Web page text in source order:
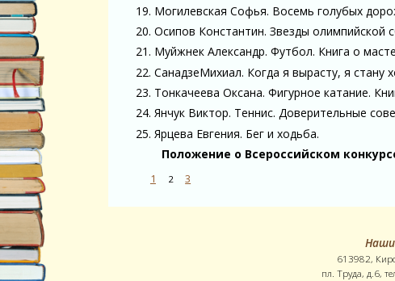
19. Могилевская Софья. Восемь голубых
20. Осипов Константин. Звезды олимпийской
21. Муйжнек Александр. Футбол. Книга о
22. СанадзеМихиал. Когда я вырасту, я стану
23. Тонкачеева Оксана. Фигурное катание.
24. Янчук Виктор. Теннис. Доверительные
25. Ярцева Евгения. Бег и ходьба.
Положение о Всероссийском
1 2 3
613982,
пл. Труда, д.6,